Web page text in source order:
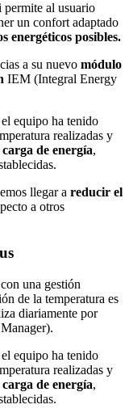
permite al usuario
un confort adaptado
energéticos posibles.
a su nuevo módulo
IEM (Integral Energy
equipo ha tenido
realizadas y
de energía,
llegar a reducir el
a otros
una gestión
de la temperatura es
diariamente por
equipo ha tenido
realizadas y
de energía,